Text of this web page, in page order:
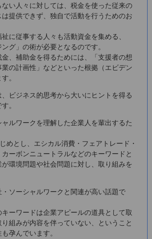
い人々に対しては、税金を使った従来の
提供できず、独自で活動を行うためのお
に従事する人々も活動資金を集める、
ング」の術が必要となるのです。
金、補助金を得るためには、「支援者の想
の計画性」などといった根拠（エビデン
。
ビジネス的思考から大いにヒントを得る
。
ルワークを理解した企業人を輩出するた
めとし、エシカル消費・フェアトレード・
ーボンニュートラルなどのキーワードと
が環境問題や社会問題に対し、取り組みを
・ソーシャルワークと関連が高い話題で
キーワードは企業アピールの道具として取
り組みが内容を伴っていない、ということ
孕んでいます。